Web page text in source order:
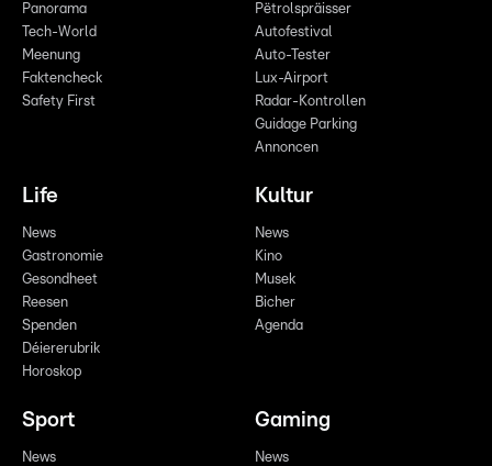
Panorama
Tech-World
Meenung
Faktencheck
Safety First
Pëtrolspräisser
Autofestival
Auto-Tester
Lux-Airport
Radar-Kontrollen
Guidage Parking
Annoncen
Life
News
Gastronomie
Gesondheet
Reesen
Spenden
Déiererubrik
Horoskop
Kultur
News
Kino
Musek
Bicher
Agenda
Sport
News
Gaming
News